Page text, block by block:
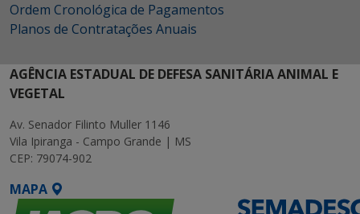
Ordem Cronológica de Pagamentos
Planos de Contratações Anuais
AGÊNCIA ESTADUAL DE DEFESA SANITÁRIA ANIMAL E
VEGETAL
Av. Senador Filinto Muller 1146
Vila Ipiranga - Campo Grande | MS
CEP: 79074-902
MAPA